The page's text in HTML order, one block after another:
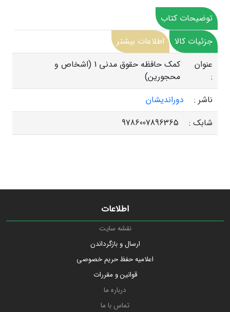
توضیحات کتاب
جزئیات کالا
اطلاعات بیشتر
عنوان
:
کمک حافظه حقوق مدنی 1 (اشخاص و
محجورین)
ناشر :
دوراندیشان
شابک :
9786007896365
اطلاعات
نقشه سایت
ارسال و بازگرداندن
اعلامیه حفظ حریم خصوصی
قوانین و مقررات
درباره ما
تماس با ما